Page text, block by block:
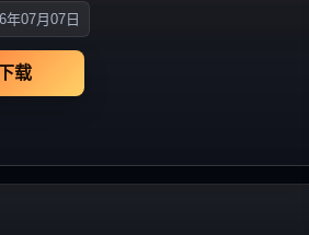
年07月07日
载